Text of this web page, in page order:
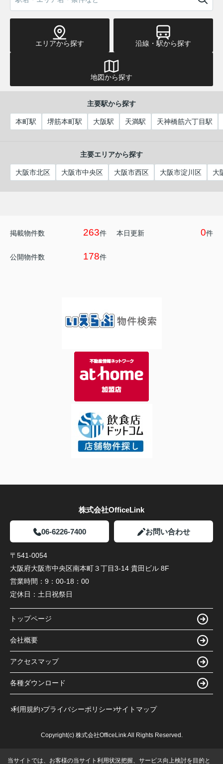
詳細はこちらから↓
DOWN=1&BKLISTID=001LPC&sref=list_simple
皆様からのお問い合わせを心よりお待ちしています。
エリアから探す 沿線・駅から探す
地図から探す
主要駅から探す
本町駅 堺筋本町駅 大阪駅 天満駅 天神橋筋六丁目駅
主要エリアから探す
大阪市北区 大阪市中央区 大阪市西区 大阪市淀川区 大
掲載物件数 263件 本日更新 0件
公開物件数 178件
株式会社OfficeLink
06-6226-7400 お問い合わせ
〒541-0054
大阪府大阪市中央区南本町３丁目3-14 貴田ビル 8F
営業時間： 9：00-18：00
定休日： 土日祝祭日
トップページ
会社概要
アクセスマップ
各種ダウンロード
利用規約 プライバシーポリシー サイトマップ
Copyright(c) 株式会社OfficeLink All Rights Reserved.
当サイトでは、お客様の当サイト利用状況把握、サービス向上検討を目的と